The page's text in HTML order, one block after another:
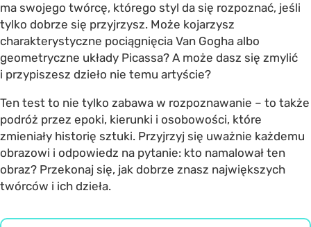
ma swojego twórcę, którego styl da się rozpoznać, jeśli
tylko dobrze się przyjrzysz. Może kojarzysz
charakterystyczne pociągnięcia Van Gogha albo
geometryczne układy Picassa? A może dasz się zmylić
i przypiszesz dzieło nie temu artyście?
Ten test to nie tylko zabawa w rozpoznawanie – to także
podróż przez epoki, kierunki i osobowości, które
zmieniały historię sztuki. Przyjrzyj się uważnie każdemu
obrazowi i odpowiedz na pytanie: kto namalował ten
obraz? Przekonaj się, jak dobrze znasz największych
twórców i ich dzieła.